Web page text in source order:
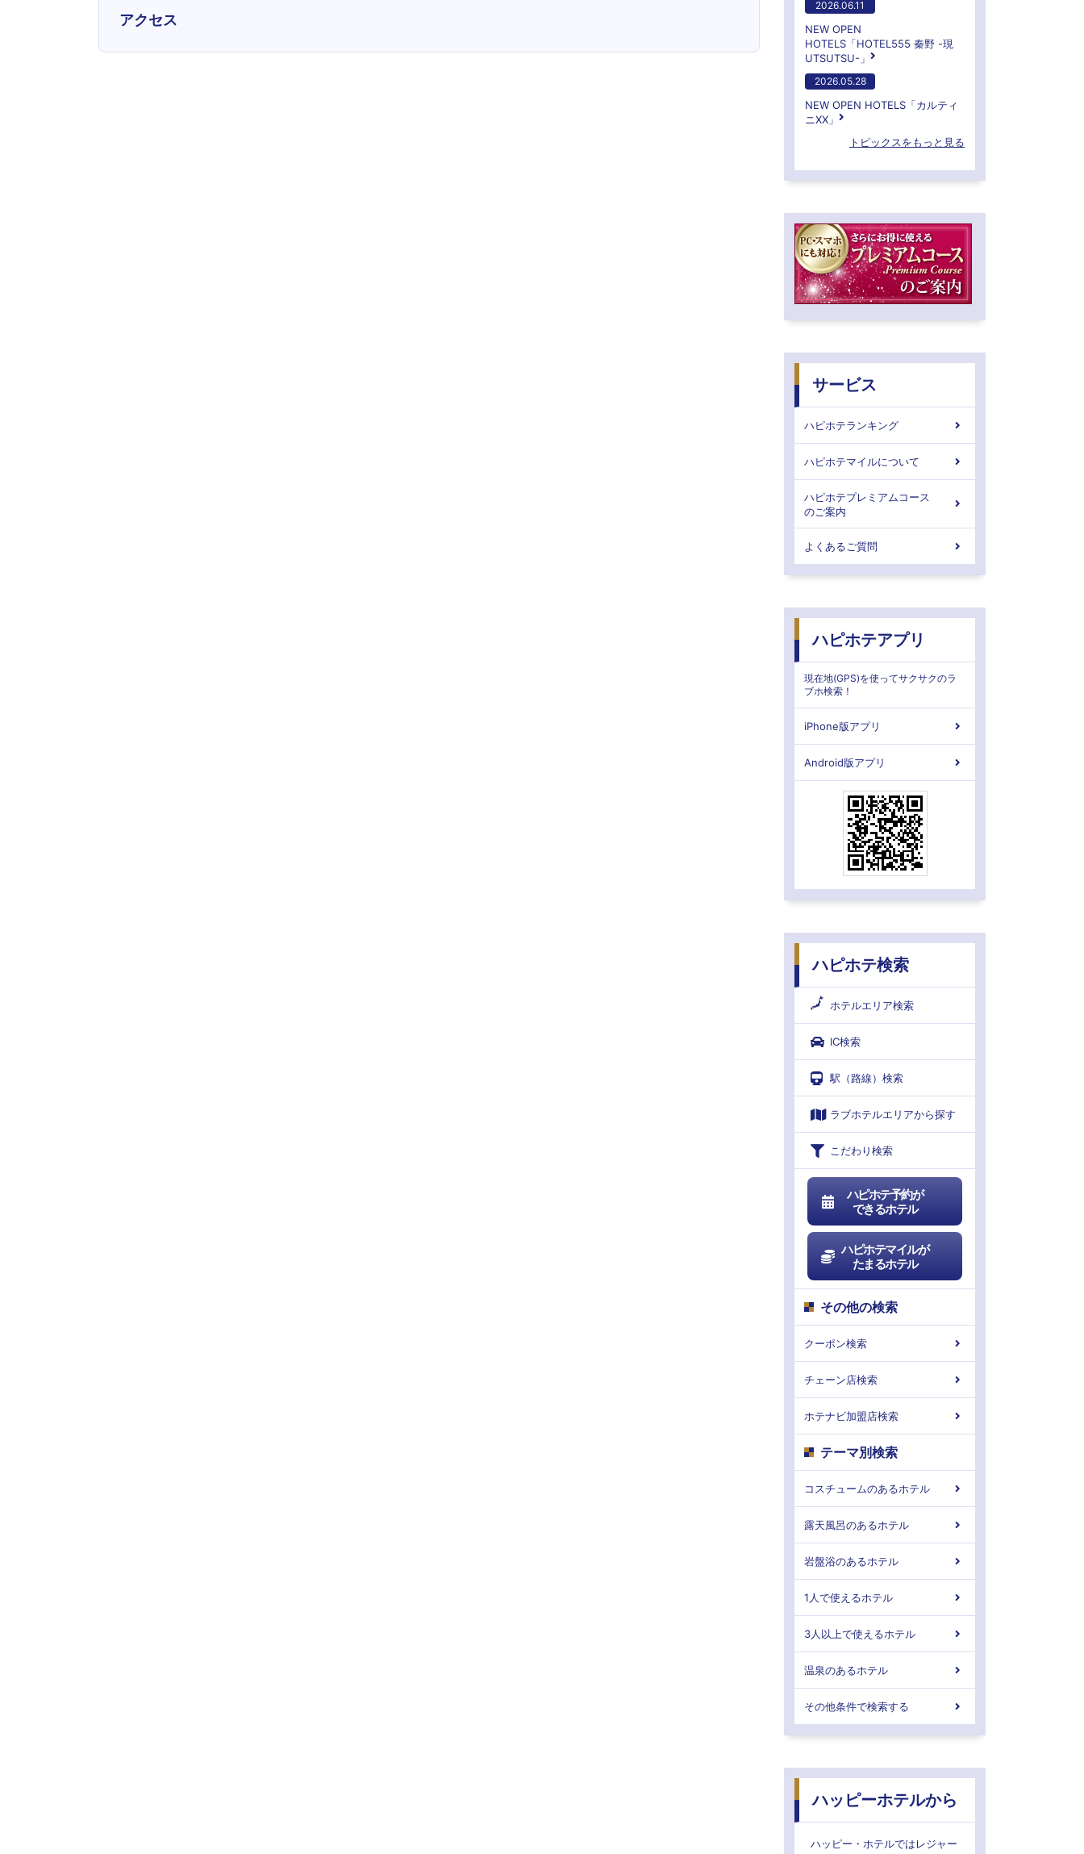
アクセス
2026.06.11
NEW OPEN
HOTELS「HOTEL555 秦野 -現
UTSUTSU-」
2026.05.28
NEW OPEN HOTELS「カルティ
ニXX」
トピックスをもっと見る
サービス
ハピホテランキング
ハピホテマイルについて
ハピホテプレミアムコース
のご案内
よくあるご質問
ハピホテアプリ
現在地(GPS)を使ってサクサクのラ
ブホ検索！
iPhone版アプリ
Android版アプリ
ハピホテ検索
ホテルエリア検索
IC検索
駅（路線）検索
ラブホテルエリアから探す
こだわり検索
ハピホテ予約が
できるホテル
ハピホテマイルが
たまるホテル
その他の検索
クーポン検索
チェーン店検索
ホテナビ加盟店検索
テーマ別検索
コスチュームのあるホテル
露天風呂のあるホテル
岩盤浴のあるホテル
1人で使えるホテル
3人以上で使えるホテル
温泉のあるホテル
その他条件で検索する
ハッピーホテルから
ハッピー・ホテルではレジャー